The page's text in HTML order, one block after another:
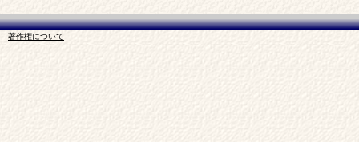
著作権について